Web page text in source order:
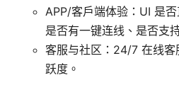
APP/客户端体验：UI 是
是否有一键连线、是否支
客服与社区：24/7 在线
跃度。